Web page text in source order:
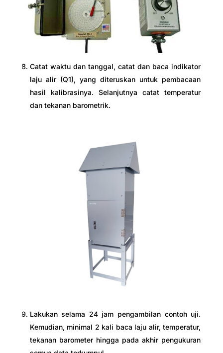
Catat waktu dan tanggal, catat dan baca indikator
laju alir (Q1), yang diteruskan untuk pembacaan
hasil kalibrasinya. Selanjutnya catat temperatur
dan tekanan barometrik.
Lakukan selama 24 jam pengambilan contoh uji.
Kemudian, minimal 2 kali baca laju alir, temperatur,
tekanan barometer hingga pada akhir pengukuran